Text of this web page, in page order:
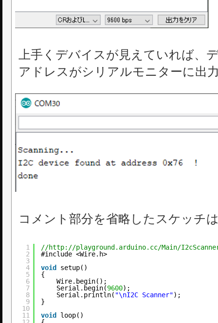
上手くデバイスが見えていれば、
アドレスがシリアルモニターに出
コメント部分を省略したスケッチ
1
2
3
4
5
6
7
8
9
10
11
//http://playground.arduino.cc/Main/
#include <Wire.h>
void
setup()
{
Wire.begin();
Serial.begin(9600);
Serial.println( "\nI2C Scanner");
}
void
loop()